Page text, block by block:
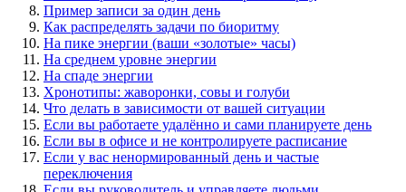
Пример записи за один день
Как распределять задачи по биоритму
На пике энергии (ваши «золотые» часы)
На среднем уровне энергии
На спаде энергии
Хронотипы: жаворонки, совы и голуби
Что делать в зависимости от вашей ситуации
Если вы работаете удалённо и сами планируете день
Если вы в офисе и не контролируете расписание
Если у вас ненормированный день и частые
переключения